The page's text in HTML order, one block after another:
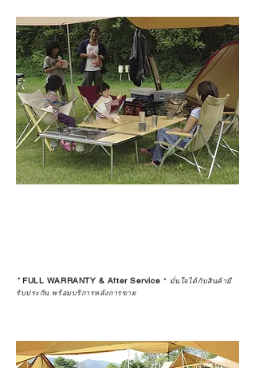
*FULL WARRANTY & After Service * มั่นใจได้กับสินค้ามี
รับประกัน พร้อมบริการหลังการขาย